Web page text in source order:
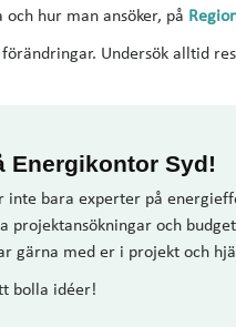
och hur man ansöker, på
Undersök alltid
Energikontor Syd!
inte bara experter på
projektansökningar och
gärna med er i projekt och
bolla idéer!